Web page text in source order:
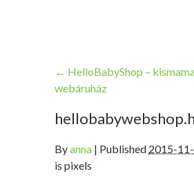
← HelloBabyShop –
webáruház
Byanna | Published 2015-
is pixels